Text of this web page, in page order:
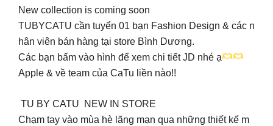
New collection is coming soon
TUBYCATU cần tuyển 01 bạn Fashion Design & các n
hân viên bán hàng tại store Bình Dương.
Các bạn bấm vào hình để xem chi tiết JD nhé ạ
Apple & về team của CaTu liền nào!!
TU BY CATU NEW IN STORE
Chạm tay vào mùa hè lãng mạn qua những thiết kế m